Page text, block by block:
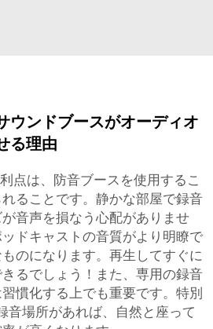
ウンドブースがオーディオ
る理由
点は、防音ブースを使用するこ
ることです。静かな部屋で録音
音声を損なう心配がありませ
ドキャストの音質がより明瞭で
のになります。再生してすぐに
るでしょう！また、専用の録音
慣化する上でも重要です。特別
音場所があれば、自然と座って